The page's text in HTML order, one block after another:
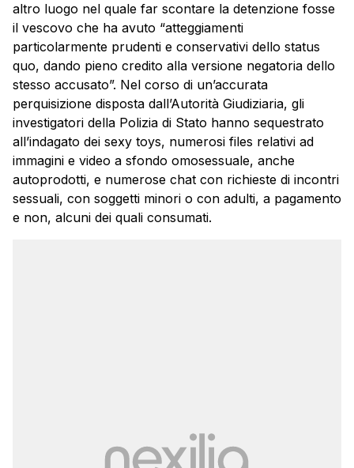
altro luogo nel quale far scontare la detenzione fosse
il vescovo che ha avuto “atteggiamenti
particolarmente prudenti e conservativi dello status
quo, dando pieno credito alla versione negatoria dello
stesso accusato”. Nel corso di un’accurata
perquisizione disposta dall’Autorità Giudiziaria, gli
investigatori della Polizia di Stato hanno sequestrato
all’indagato dei sexy toys, numerosi files relativi ad
immagini e video a sfondo omosessuale, anche
autoprodotti, e numerose chat con richieste di incontri
sessuali, con soggetti minori o con adulti, a pagamento
e non, alcuni dei quali consumati.